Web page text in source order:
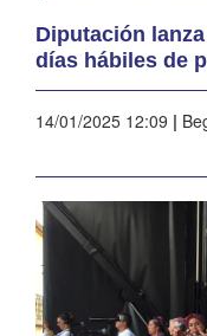
Diputación
días hábiles de
14/01/2025 12:09 |